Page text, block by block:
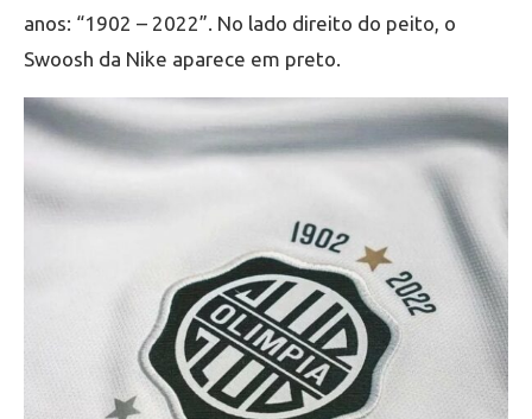
anos: “1902 – 2022”. No lado direito do peito, o
Swoosh da Nike aparece em preto.